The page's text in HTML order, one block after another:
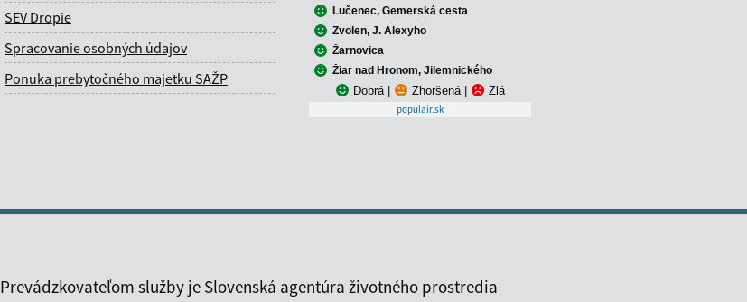
SEV Dropie
Spracovanie osobných údajov
Ponuka prebytočného majetku SAŽP
Lučenec, Gemerská cesta
Zvolen, J. Alexyho
Žarnovica
Žiar nad Hronom, Jilemnického
Dobrá Zhoršená Zlá
populair.sk
Prevádzkovateľom služby je Slovenská agentúra životného prostredia